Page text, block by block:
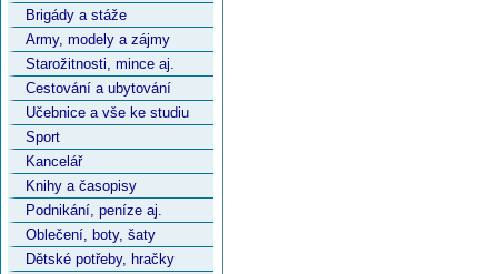
Brigády a stáže
Army, modely a zájmy
Starožitnosti, mince aj.
Cestování a ubytování
Učebnice a vše ke studiu
Sport
Kancelář
Knihy a časopisy
Podnikání, peníze aj.
Oblečení, boty, šaty
Dětské potřeby, hračky